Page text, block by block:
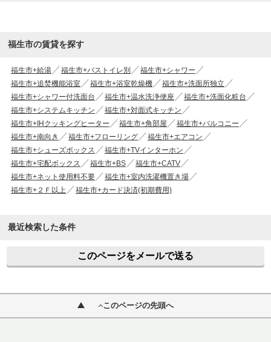
福生市の賃貸を探す
福生市+給湯 福生市+バストイレ別
福生市+シャワー
福生市+追焚機能浴室
福生市+浴室乾燥機
福生市+洗面所独立
福生市+シャワー付洗面台
福生市+温水洗浄便座
福生市+洗面化粧台
福生市+システムキッチン
福生市+対面式キッチン
福生市+IHクッキングヒーター
福生市+角部屋
福生市+バルコニー
福生市+南向き
福生市+フローリング
福生市+エアコン
福生市+シューズボックス
福生市+TVインターホン
福生市+宅配ボックス
福生市+BS
福生市+CATV
福生市+ネット使用料不要
福生市+室内洗濯機置き場
福生市+２Ｆ以上
福生市+カード決済(初期費用)
最近検索した条件
このページをメールで送る
このページの先頭へ